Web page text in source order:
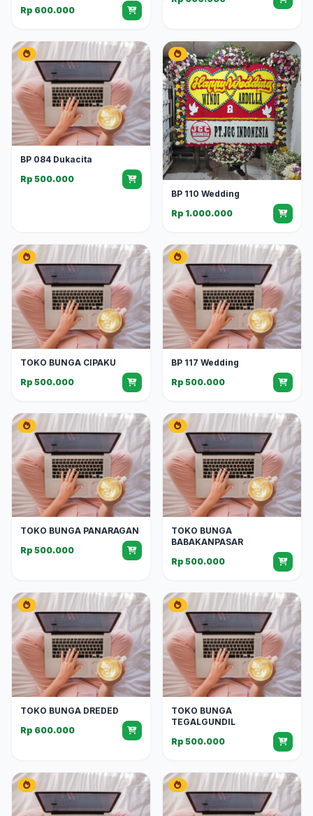
Rp 600.000
BP 084 Dukacita
Rp 500.000
BP 110 Wedding
Rp 1.000.000
TOKO BUNGA CIPAKU
Rp 500.000
BP 117 Wedding
Rp 500.000
TOKO BUNGA PANARAGAN
Rp 500.000
TOKO BUNGA
BABAKANPASAR
Rp 500.000
TOKO BUNGA DREDED
Rp 600.000
TOKO BUNGA
TEGALGUNDIL
Rp 500.000